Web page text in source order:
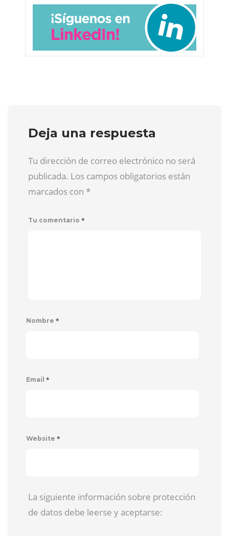
Deja una respuesta
Tu dirección de correo electrónico no será
publicada. Los campos obligatorios están
marcados con *
Tu comentario *
Nombre *
Email *
Website *
La siguiente información sobre protección
de datos debe leerse y aceptarse: